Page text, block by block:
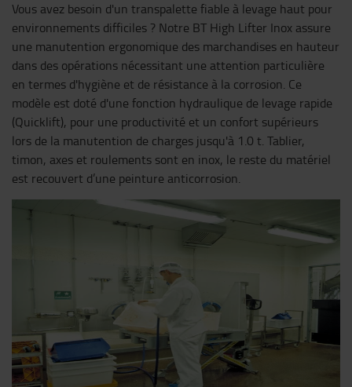
Vous avez besoin d'un transpalette fiable à levage haut pour
environnements difficiles ? Notre BT High Lifter Inox assure
une manutention ergonomique des marchandises en hauteur
dans des opérations nécessitant une attention particulière
en termes d'hygiène et de résistance à la corrosion. Ce
modèle est doté d'une fonction hydraulique de levage rapide
(Quicklift), pour une productivité et un confort supérieurs
lors de la manutention de charges jusqu'à 1.0 t. Tablier,
timon, axes et roulements sont en inox, le reste du matériel
est recouvert d’une peinture anticorrosion.